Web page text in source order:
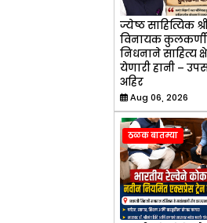
ज्येष्ठ साहित्यिक
विनायक कुलकर्णी
निधनाने साहित्य
येणारी हानी –
अहिर
Aug 06, 2026
ठळक बातम्या